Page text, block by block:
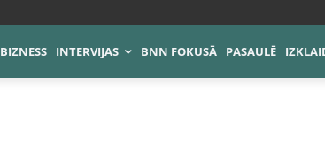
BIZNESS INTERVIJAS BNN FOKUSĀ PASAULĒ